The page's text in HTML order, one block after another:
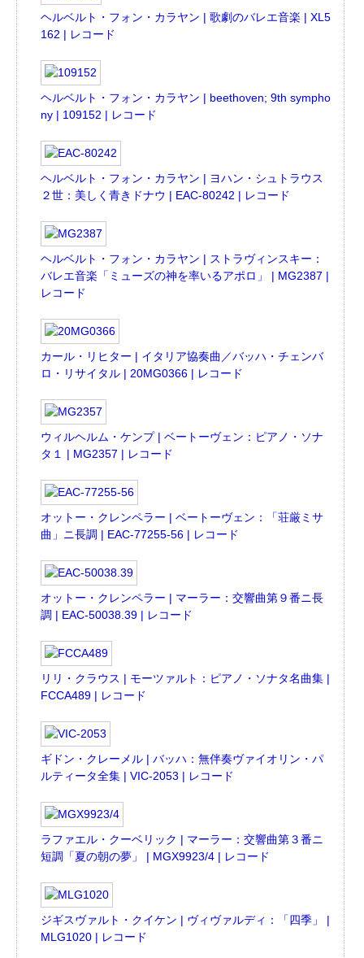
ヘルベルト・フォン・カラヤン | 歌劇のバレエ音楽 | XL5
162 | レコード
ヘルベルト・フォン・カラヤン | beethoven; 9th sympho
ny | 109152 | レコード
ヘルベルト・フォン・カラヤン | ヨハン・シュトラウス
２世：美しく青きドナウ | EAC-80242 | レコード
ヘルベルト・フォン・カラヤン | ストラヴィンスキー：
バレエ音楽「ミューズの神を率いるアポロ」 | MG2387 |
レコード
カール・リヒター | イタリア協奏曲／バッハ・チェンバ
ロ・リサイタル | 20MG0366 | レコード
ウィルヘルム・ケンプ | ベートーヴェン：ピアノ・ソナ
タ１ | MG2357 | レコード
オットー・クレンペラー | ベートーヴェン：「荘厳ミサ
曲」ニ長調 | EAC-77255-56 | レコード
オットー・クレンペラー | マーラー：交響曲第９番ニ長
調 | EAC-50038.39 | レコード
リリ・クラウス | モーツァルト：ピアノ・ソナタ名曲集 |
FCCA489 | レコード
ギドン・クレーメル | バッハ：無伴奏ヴァイオリン・パ
ルティータ全集 | VIC-2053 | レコード
ラファエル・クーベリック | マーラー：交響曲第３番ニ
短調「夏の朝の夢」 | MGX9923/4 | レコード
ジギスヴァルト・クイケン | ヴィヴァルディ：「四季」 |
MLG1020 | レコード